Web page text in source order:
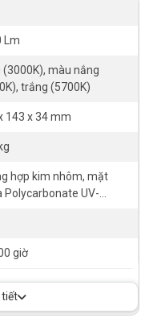
Lm
(3000K), màu nắng
trắng (5700K)
143 x 34 mm
hợp kim nhôm, mặt
Polycarbonate UV-
giờ
tiết